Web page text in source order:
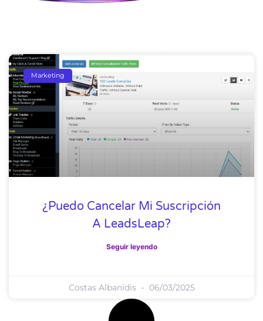
Marketing
¿Puedo Cancelar Mi Suscripción
A LeadsLeap?
Seguir leyendo
Costas Albanidis 06/03/2025